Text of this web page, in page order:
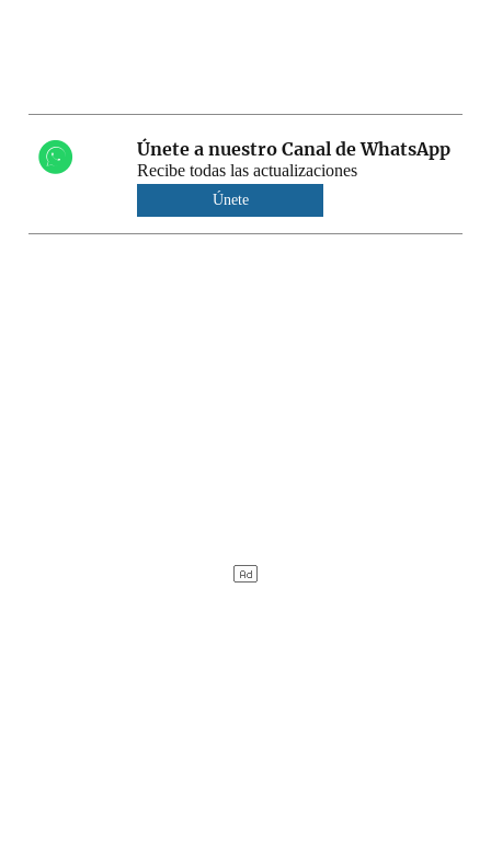
Únete a nuestro Canal de WhatsApp
Recibe todas las actualizaciones
Únete